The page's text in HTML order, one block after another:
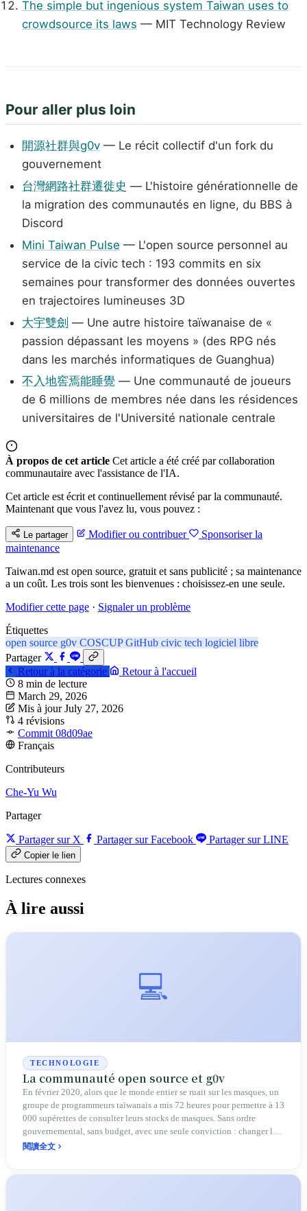
The simple but ingenious system Taiwan uses to
crowdsource its laws — MIT Technology Review
Pour aller plus loin
開源社群與g0v — Le récit collectif d'un fork du
gouvernement
台灣網路社群遷徙史 — L'histoire générationnelle de
la migration des communautés en ligne, du BBS à
Discord
Mini Taiwan Pulse — L'open source personnel au
service de la civic tech : 193 commits en six
semaines pour transformer des données ouvertes
en trajectoires lumineuses 3D
大宇雙劍 — Une autre histoire taïwanaise de «
passion dépassant les moyens » (des RPG nés
dans les marchés informatiques de Guanghua)
不入地窖焉能睡覺 — Une communauté de joueurs
de 6 millions de membres née dans les résidences
universitaires de l'Université nationale centrale
À propos de cet article Cet article a été créé par collaboration
communautaire avec l'assistance de l'IA.
Cet article est écrit et continuellement révisé par la communauté.
Maintenant que vous l'avez lu, vous pouvez :
Le partager Modifier ou contribuer
Sponsoriser la
maintenance
Taiwan.md est open source, gratuit et sans publicité ; sa maintenance
a un coût. Les trois sont les bienvenues : choisissez-en une seule.
Modifier cette page · Signaler un problème
Étiquettes
open source g0v COSCUPGitHub civic tech logiciel libre
Partager
Retour à la catégorie
Retour à l'accueil
8 min de lecture
March 29, 2026
Mis à jour July 27, 2026
4 révisions
Commit 08d09ae
Français
Contributeurs
Che-Yu Wu
Partager
Partager sur X Partager sur Facebook Partager sur LINE
Copier le lien
Lectures connexes
À lire aussi
💻
TECHNOLOGIE
La communauté open source et g0v
En février 2020, alors que le monde entier se ruait sur les masques, un
groupe de programmeurs taïwanais a mis 72 heures pour permettre à 13
000 supérettes de consulter leurs stocks de masques. Sans ordre
gouvernemental, sans budget, avec une seule conviction : changer la
société par le code. Voici g0v, le « gouvernement zéro », une étrange
閱讀全文